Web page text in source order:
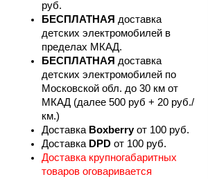
руб.
БЕСПЛАТНАЯ доставка
детских электромобилей в
пределах МКАД.
БЕСПЛАТНАЯ доставка
детских электромобилей по
Московской обл. до 30 км от
МКАД (далее 500 руб + 20 руб./
км.)
Доставка Boxberry от 100 руб.
Доставка DPD от 100 руб.
Доставка крупногабаритных
товаров оговаривается